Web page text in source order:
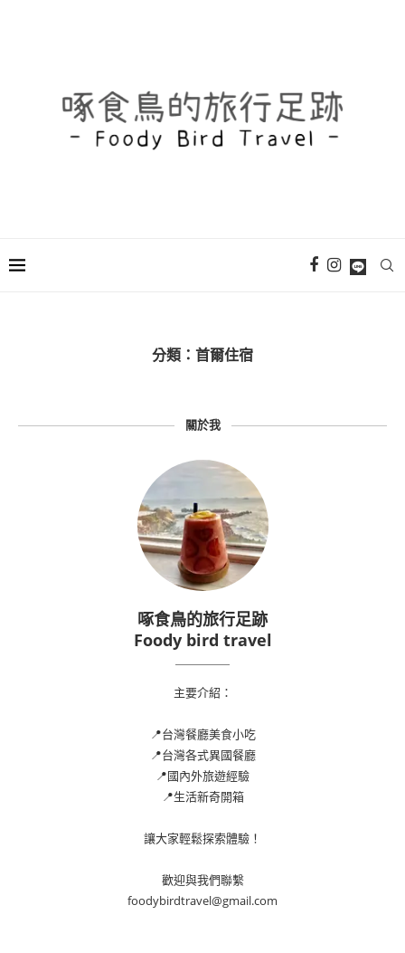
分類： 首爾住宿
關於我
啄食鳥的旅行足跡
Foody bird travel
主要介紹：
📍台灣餐廳美食小吃
📍台灣各式異國餐廳
📍國內外旅遊經驗
📍生活新奇開箱
讓大家輕鬆探索體驗！
歡迎與我們聯繫
foodybirdtravel@gmail.com